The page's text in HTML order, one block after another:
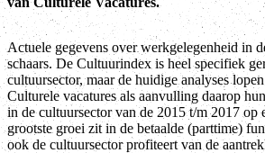
Actuele gegevens over werkgelegenheid in
schaars. De Cultuurindex is heel specifiek
cultuursector, maar de huidige analyses
Culturele vacatures als aanvulling daarop
in de cultuursector van de 2015 t/m 2017 op
grootste groei zit in de betaalde (parttime)
ook de cultuursector profiteert van de